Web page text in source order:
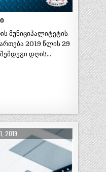
მუნიციპალიტეტის
2019 წლის 29
შემდეგი დღის…
2019